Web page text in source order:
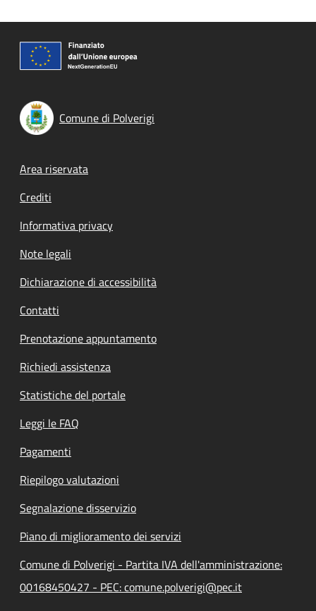
Comune di Polverigi
Footer menu
Area riservata
Crediti
Informativa privacy
Note legali
Dichiarazione di accessibilità
Contatti
Prenotazione appuntamento
Richiedi assistenza
Statistiche del portale
Leggi le FAQ
Pagamenti
Riepilogo valutazioni
Segnalazione disservizio
Piano di miglioramento dei servizi
Comune di Polverigi - Partita IVA dell'amministrazione:
00168450427 - PEC: comune.polverigi@pec.it